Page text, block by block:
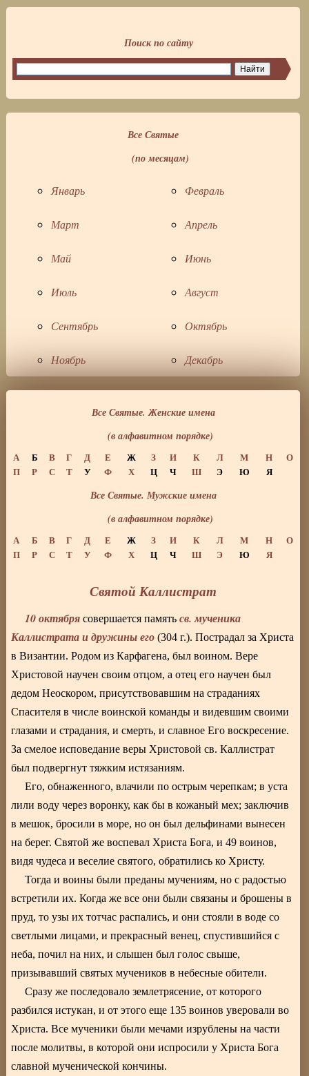
Все Святые
(по месяцам)
Январь Февраль
Март Апрель
Май Июнь
Июль Август
Сентябрь Октябрь
Ноябрь Декабрь
Все Святые. Женские имена
(в алфавитном порядке)
А Б В Г Д Е Ж З И К Л М Н
О
П
Р С Т У Ф Х Ц Ч Ш Э Ю Я
Все Святые. Мужские имена
(в алфавитном порядке)
А Б В Г Д Е Ж З И К Л М Н
О
П
Р С Т У Ф Х Ц Ч Ш Э Ю Я
Святой Каллистрат
10 октября совершается памятьсв. мученика
Каллистрата и дружины его (304 г.). Пострадал за Христа
в Византии. Родом из Карфагена, был воином. Вере
Христовой научен своим отцом, а отец его научен был
дедом Неоскором, присутствовавшим на страданиях
Спасителя в числе воинской команды и видевшим своими
глазами и страдания, и смерть, и славное Его воскресение.
За смелое исповедание веры Христовой св. Каллистрат
был подвергнут тяжким истязаниям.
Его, обнаженного, влачили по острым черепкам; в уста
лили воду через воронку, как бы в кожаный мех; заключив
в мешок, бросили в море, но он был дельфинами вынесен
на берег. Святой же воспевал Христа Бога, и 49 воинов,
видя чудеса и веселие святого, обратились ко Христу.
Тогда и воины были преданы мучениям, но с радостью
встретили их. Когда же все они были связаны и брошены в
пруд, то узы их тотчас распались, и они стояли в воде со
светлыми лицами, и прекрасный венец, спустившийся с
неба, почил на них, и слышен был голос свыше,
призывавший святых мучеников в небесные обители.
Сразу же последовало землетрясение, от которого
разбился истукан, и от этого еще 135 воинов уверовали во
Христа. Все мученики были мечами изрублены на части
после молитвы, в которой они испросили у Христа Бога
славной мученической кончины.
Поиск по сайту